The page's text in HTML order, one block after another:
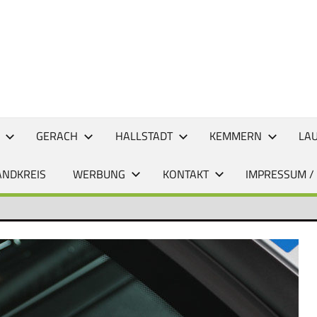
GERACH HALLSTADT KEMMERN
WERBUNG KONTAKT IMPRESSUM /